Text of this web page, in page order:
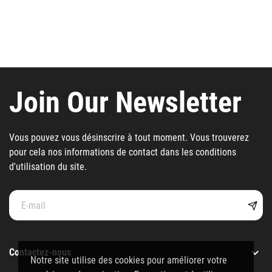
Notre site utilise des cookies pour améliorer votre
Join Our Newsletter
Vous pouvez vous désinscrire à tout moment. Vous trouverez
pour cela nos informations de contact dans les conditions
d'utilisation du site.
Contactez-nous 